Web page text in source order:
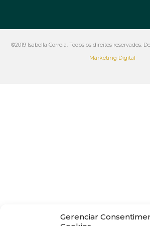
Gerenciar
©2019 Isabella Correia. Todos os direitos reservados.
Marketing Digital